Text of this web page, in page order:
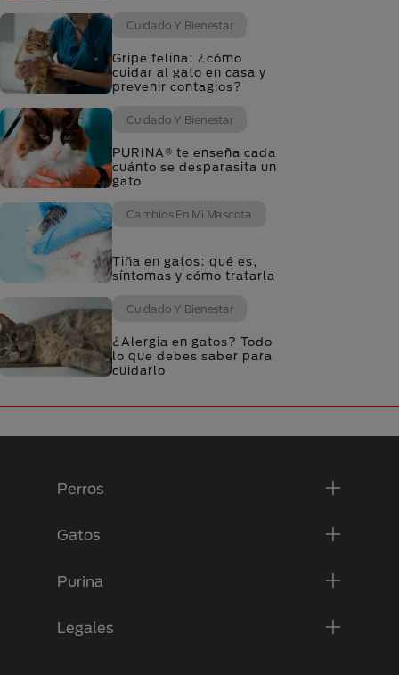
Cuidado Y Bienestar
Gripe felina: ¿cómo
cuidar al gato en casa y
prevenir contagios?
Cuidado Y Bienestar
PURINA® te enseña cada
cuánto se desparasita un
gato
Cambios En Mi Mascota
Tiña en gatos: qué es,
síntomas y cómo tratarla
Cuidado Y Bienestar
¿Alergia en gatos? Todo
lo que debes saber para
cuidarlo
Perros
Gatos
Purina
Legales